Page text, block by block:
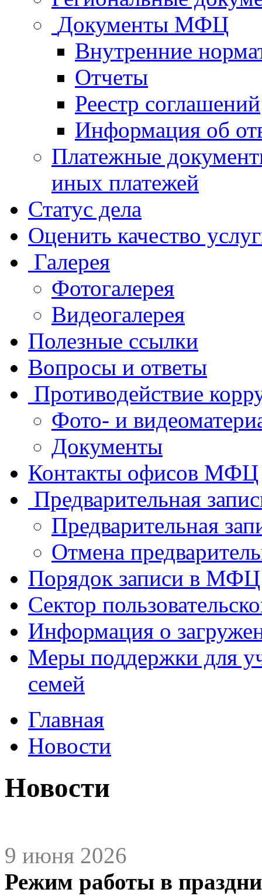
Документы МФЦ
Внутренние
Отчеты
Реестр соглашений
Информация об
Платежные
иных платежей
Статус дела
Оценить качество
Галерея
Фотогалерея
Видеогалерея
Полезные ссылки
Вопросы и ответы
Противодействие
Фото- и
Документы
Контакты офисов МФЦ
Предварительная
Предварительная
Отмена
Порядок записи в МФЦ
Сектор
Информация о
Меры поддержки для
семей
Главная
Новости
Новости
9 июня 2026
Режим работы в